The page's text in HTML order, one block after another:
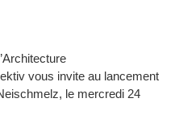
vous invite au lancement
le mercredi 24